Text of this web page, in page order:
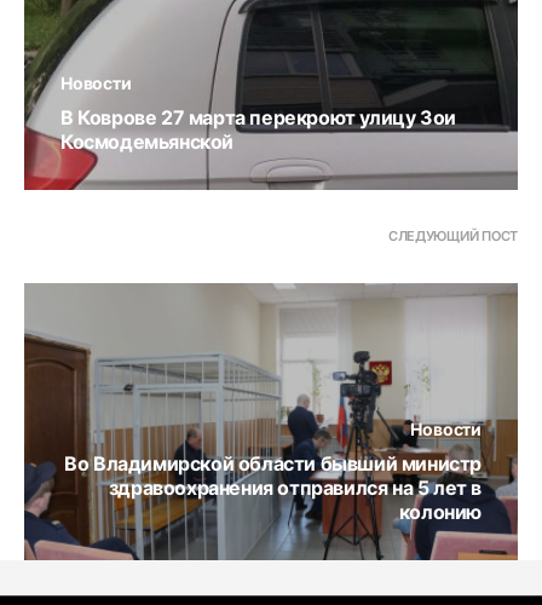
Новости
В Коврове 27 марта перекроют улицу Зои
Космодемьянской
СЛЕДУЮЩИЙ ПОСТ
Новости
Во Владимирской области бывший министр
здравоохранения отправился на 5 лет в
колонию